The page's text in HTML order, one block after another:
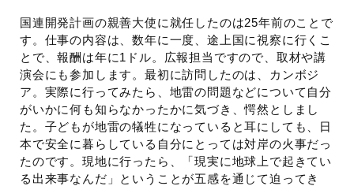
国連開発計画の親善大使に就任したのは25年前のことで
す。仕事の内容は、数年に一度、途上国に視察に行くこ
とで、報酬は年に1ドル。広報担当ですので、取材や講
演会にも参加します。最初に訪問したのは、カンボジ
ア。実際に行ってみたら、地雷の問題などについて自分
がいかに何も知らなかったかに気づき、愕然としまし
た。子どもが地雷の犠牲になっていると耳にしても、日
本で安全に暮らしている自分にとっては対岸の火事だっ
たのです。現地に行ったら、「現実に地球上で起きてい
る出来事なんだ」ということが五感を通じて迫ってき